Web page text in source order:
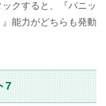
クすると、『バニッ
能力がどちらも発動
7